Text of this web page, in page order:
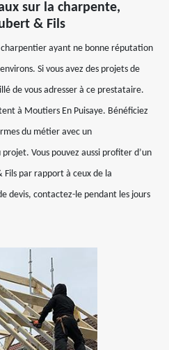
sur la charpente,
& Fils
ayant ne bonne réputation
Si vous avez des projets de
de vous adresser à ce prestataire.
à Moutiers En Puisaye. Bénéficiez
du métier avec un
Vous pouvez aussi profiter d’un
par rapport à ceux de la
devis, contactez-le pendant les jours